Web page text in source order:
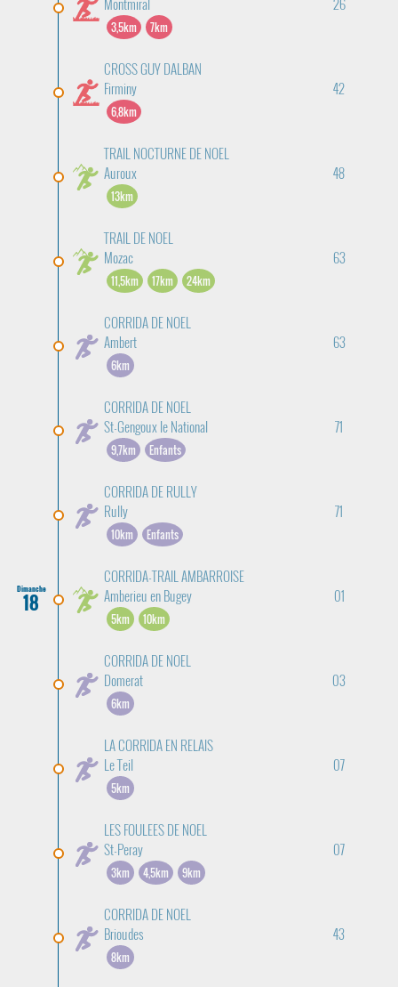
3,5km 7km
CROSS GUY DALBAN
Firminy
42
6,8km
TRAIL NOCTURNE DE NOEL
Auroux
48
13km
TRAIL DE NOEL
Mozac
63
11,5km 17km 24km
CORRIDA DE NOEL
Ambert
63
6km
CORRIDA DE NOEL
St-Gengoux le National
71
9,7km Enfants
CORRIDA DE RULLY
Rully
71
10km Enfants
Dimanche
18
CORRIDA-TRAIL AMBARROISE
Amberieu en Bugey
01
5km 10km
CORRIDA DE NOEL
Domerat
03
6km
LA CORRIDA EN RELAIS
Le Teil
07
5km
LES FOULEES DE NOEL
St-Peray
07
3km 4,5km 9km
CORRIDA DE NOEL
Brioudes
43
8km